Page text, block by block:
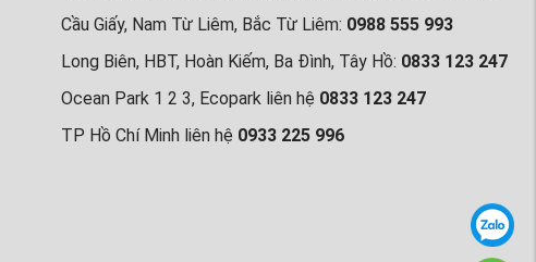
Cầu Giấy, Nam Từ Liêm, Bắc Từ Liêm: 0988 555 993
Long Biên, HBT, Hoàn Kiếm, Ba Đình, Tây Hồ: 0833 123 247
Ocean Park 1 2 3, Ecopark liên hệ 0833 123 247
TP Hồ Chí Minh liên hệ 0933 225 996